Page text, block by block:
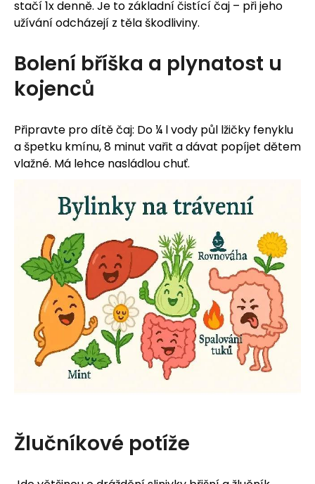
stačí 1x denně. Je to základní čistící čaj – při jeho
užívání odcházejí z těla škodliviny.
Bolení bříška a plynatost u
kojenců
Připravte pro dítě čaj: Do ¼ l vody půl lžičky fenyklu
a špetku kmínu, 8 minut vařit a dávat popíjet dětem
vlažné. Má lehce nasládlou chuť.
Žlučníkové potíže